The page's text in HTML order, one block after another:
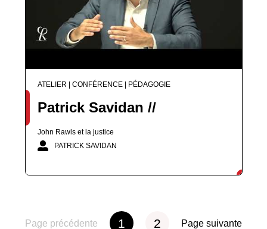
ATELIER | CONFÉRENCE | PÉDAGOGIE
Patrick Savidan //
John Rawls et la justice
PATRICK SAVIDAN
Page précédente 1 2 Page suivante